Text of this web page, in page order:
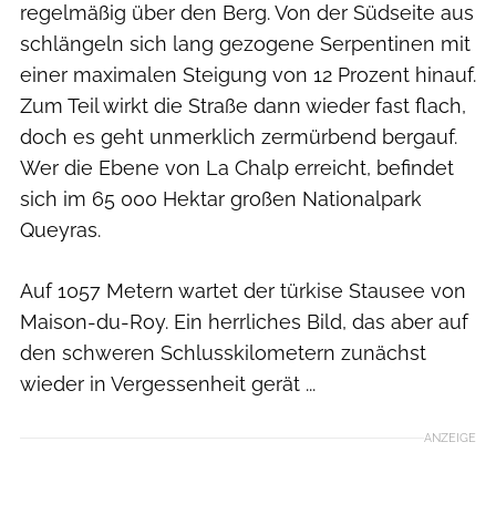
regelmäßig über den Berg. Von der Südseite aus
schlängeln sich lang gezogene Serpentinen mit
einer maximalen Steigung von 12 Prozent hinauf.
Zum Teil wirkt die Straße dann wieder fast flach,
doch es geht unmerklich zermürbend bergauf.
Wer die Ebene von La Chalp erreicht, befindet
sich im 65 000 Hektar großen Natio­nalpark
Queyras.
Auf 1057 Metern wartet der türkise Stausee von
Maison-du-Roy. Ein herrliches Bild, das aber auf
den schweren Schlusskilometern zunächst
wieder in Vergessenheit gerät ...
ANZEIGE